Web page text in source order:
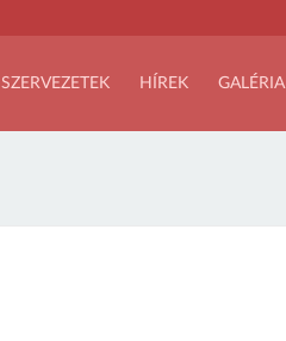
SZERVEZETEK HÍREK GALÉRIA